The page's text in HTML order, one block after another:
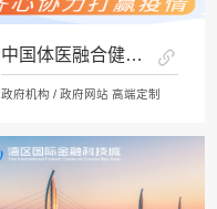
中国体医融合健康网
政府机构 / 政府网站 高端定制